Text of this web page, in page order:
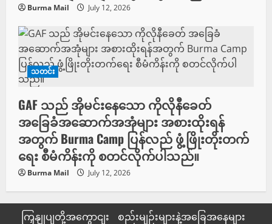
Burma Mail July 12, 2026
သတင်း
GAF သည် အိုမင်းနေသော ကိုလိုနီခေတ်
အခြေခံအဆောက်အအုံများ အစားထိုးရန်
အတွက် Burma Camp ပြန်လည် ဖွံ့ဖြိုးတိုးတက်
ရေး စီမံကိန်းကို စတင်လိုက်ပါသည်။
Burma Mail July 12, 2026
ကြှနျုပျတို့အကွောငျး
စည်းမျဉ်းများနဲ့အခြေအနေများ